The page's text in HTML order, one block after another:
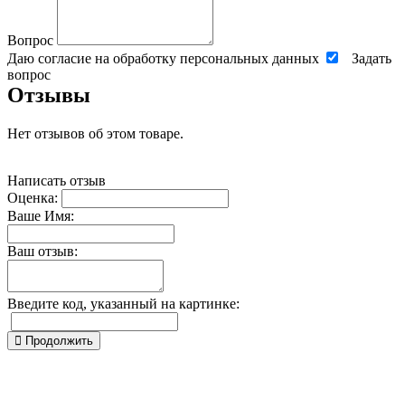
Вопрос
Даю согласие на обработку персональных данных
Задать
вопрос
Отзывы
Нет отзывов об этом товаре.
Написать отзыв
Оценка:
Ваше Имя:
Ваш отзыв:
Введите код, указанный на картинке:
Продолжить